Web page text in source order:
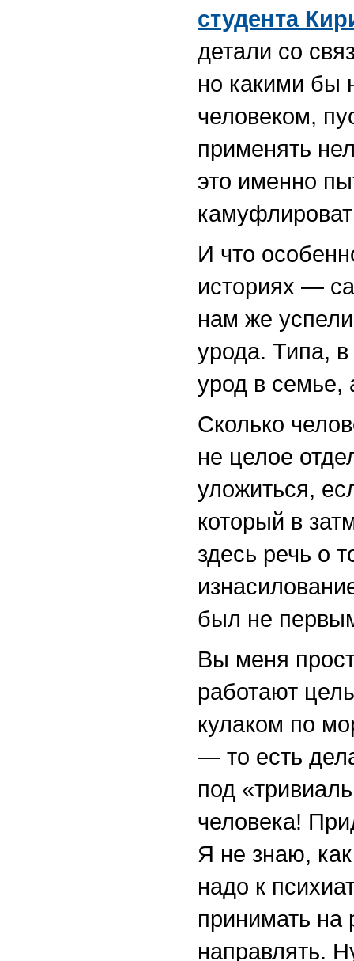
студента
детали со
но какими бы
человеком,
применять
это именно
И что
историях —
нам же
урода. Типа,
урод в семье,
Сколько
не целое
уложиться,
который в
здесь речь о
был не
Вы меня
работают
кулаком по
— то есть
под
человека!
Я не знаю,
надо к
принимать
направлять.